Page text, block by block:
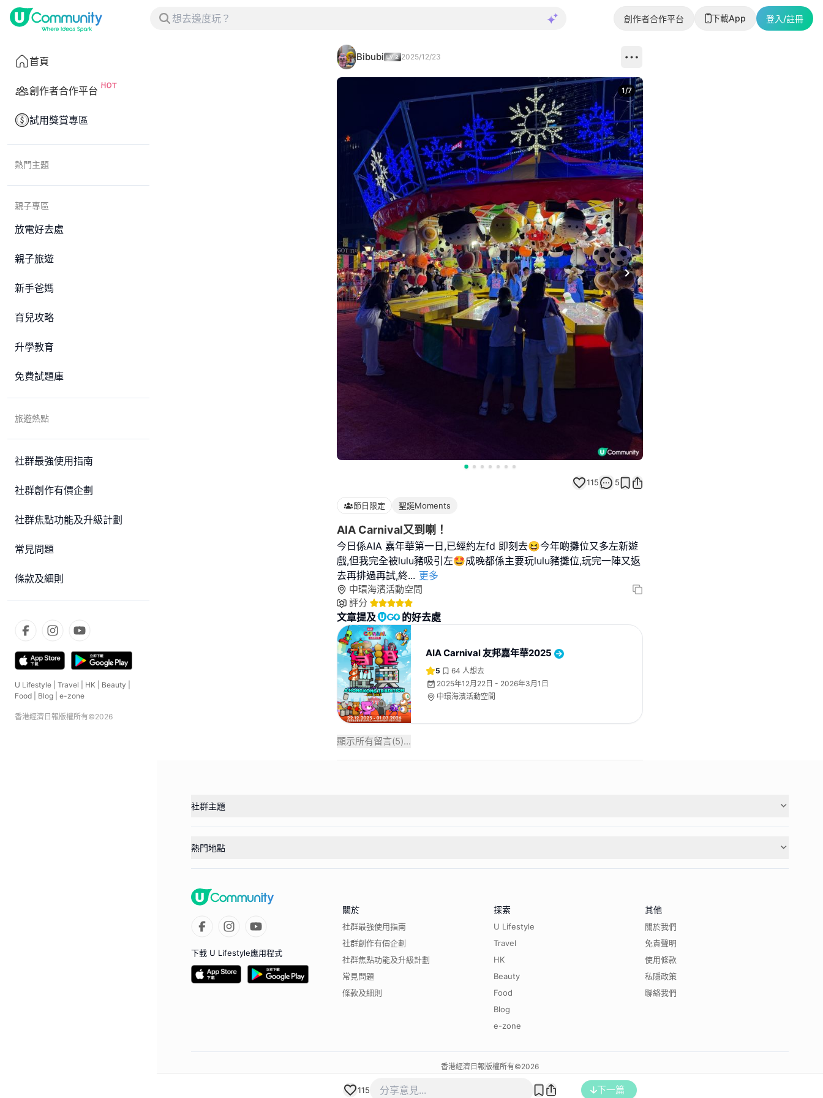
創作者合作平台 下載App 登入/註冊
首頁
創作者合作平台
試用獎賞專區
熱門主題
親子專區
放電好去處
親子旅遊
新手爸媽
育兒攻略
升學教育
免費試題庫
旅遊熱點
社群最強使用指南
社群創作有價企劃
社群焦點功能及升級計劃
常見問題
條款及細則
U Lifestyle Travel HK Beauty
Food
Blog e-zone
香港經濟日報版權所有©2026
Bibubi 2025/12/23
Next slide
1/7
115 5
節日限定 聖誕Moments
AIA Carnival又到喇！
今日係AIA 嘉年華第一日,已經約左fd 即刻去😆今年啲攤位又多左新遊
戲,但我完全被lulu豬吸引左🤩成晚都係主要玩lulu豬攤位,玩完一陣又返
去再排過再試,終... 更多
中環海濱活動空間
評分
文章提及 的好去處
AIA Carnival 友邦嘉年華2025
5 64 人想去
2025年12月22日 - 2026年3月1日
中環海濱活動空間
顯示所有留言(5)...
115 下一篇
社群主題
熱門地點
下載 U Lifestyle應用程式
關於
社群最強使用指南
社群創作有價企劃
社群焦點功能及升級計劃
常見問題
條款及細則
探索
U Lifestyle
Travel
HK
Beauty
Food
Blog
e-zone
其他
關於我們
免責聲明
使用條款
私隱政策
聯絡我們
香港經濟日報版權所有©2026